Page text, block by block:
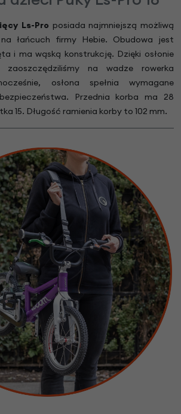
Ls-Pro posiada najmniejszą możliwą
łańcuch firmy Hebie. Obudowa jest
i ma wąską konstrukcję. Dzięki osłonie
zaoszczędziliśmy na wadze rowerka
osłona spełnia wymagane
Przednia korba ma 28
15. Długość ramienia korby to 102 mm.